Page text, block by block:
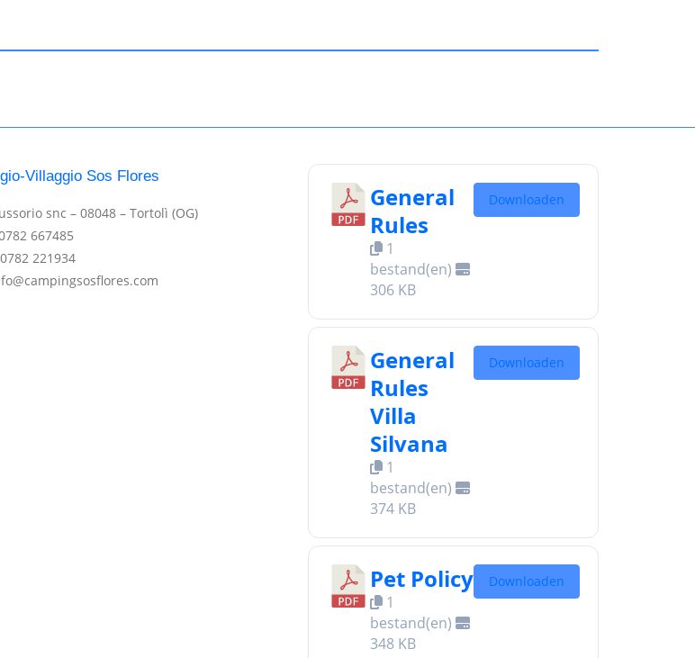
Villaggio Sos Flores
snc – 08048 – Tortolì (OG)
667485
221934
General
Rules
1
bestand(en)
306 KB
Downloaden
General
Rules
Villa
Silvana
1
bestand(en)
374 KB
Downloaden
Pet Policy
1
bestand(en)
348 KB
Downloaden